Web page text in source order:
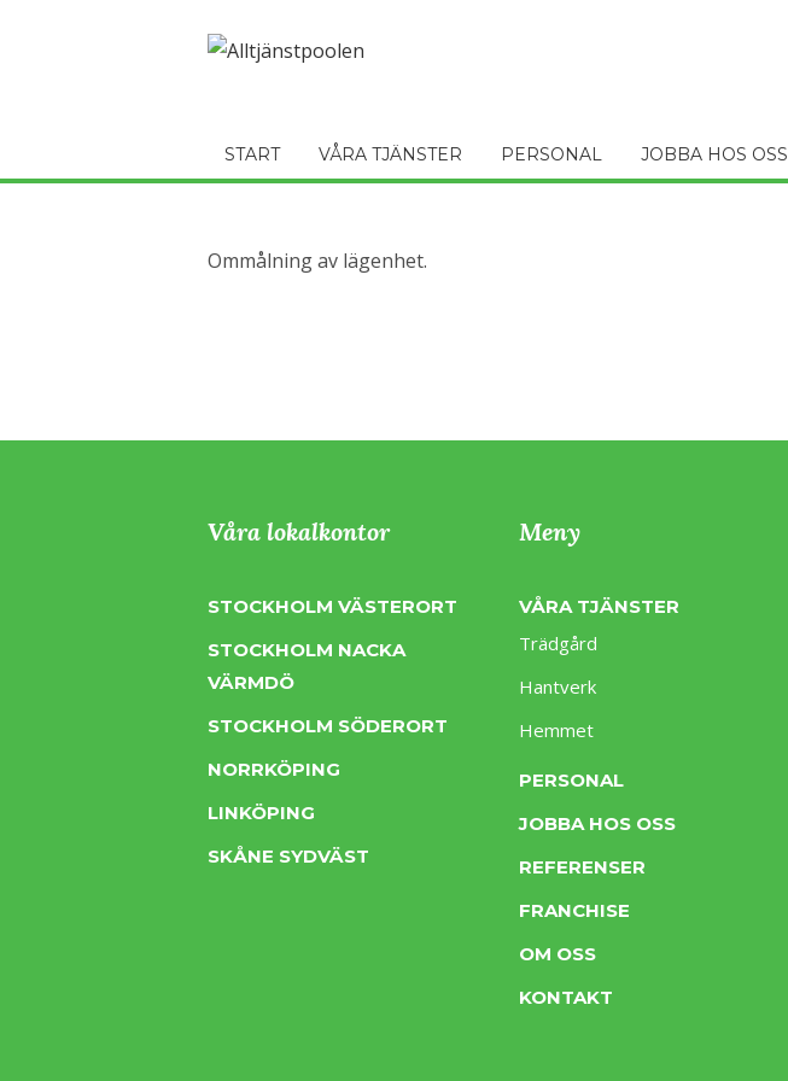
START VÅRA TJÄNSTER PERSONAL JOBBA HOS OSS
Ommålning av lägenhet.
Våra lokalkontor
STOCKHOLM VÄSTERORT
STOCKHOLM NACKA
VÄRMDÖ
STOCKHOLM SÖDERORT
NORRKÖPING
LINKÖPING
SKÅNE SYDVÄST
Meny
VÅRA TJÄNSTER
Trädgård
Hantverk
Hemmet
PERSONAL
JOBBA HOS OSS
REFERENSER
FRANCHISE
OM OSS
KONTAKT